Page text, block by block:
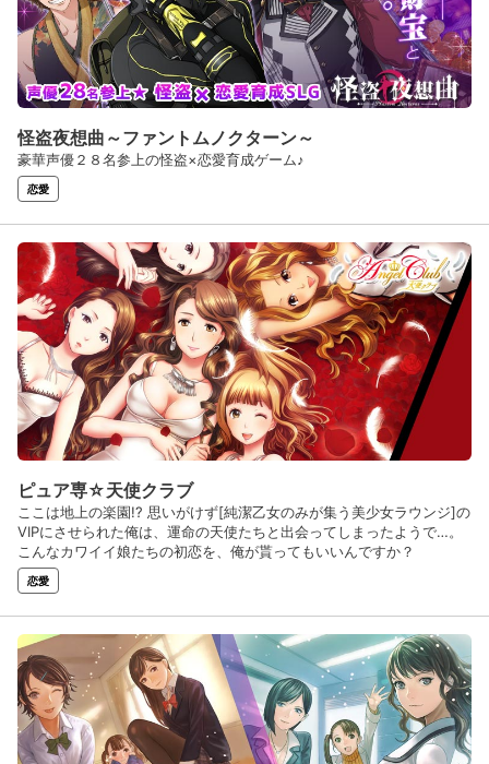
怪盗夜想曲～ファントムノクターン～
豪華声優２８名参上の怪盗×恋愛育成ゲーム♪
恋愛
ピュア専☆天使クラブ
ここは地上の楽園!? 思いがけず[純潔乙女のみが集う美少女ラウンジ]の
VIPにさせられた俺は、運命の天使たちと出会ってしまったようで…。
こんなカワイイ娘たちの初恋を、俺が貰ってもいいんですか？
恋愛